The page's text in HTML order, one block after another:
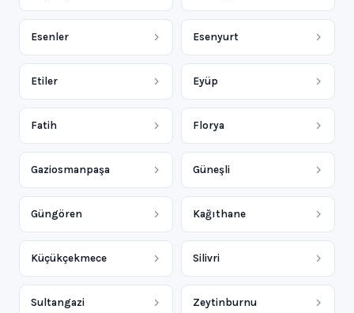
Esenler Esenyurt
Etiler Eyüp
Fatih Florya
Gaziosmanpaşa Güneşli
Güngören Kağıthane
Küçükçekmece Silivri
Sultangazi Zeytinburnu